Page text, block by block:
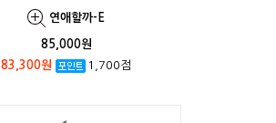
연애할까-E
85,000원
83,300원
1,700점